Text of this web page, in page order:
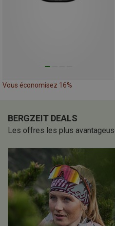
Vous économisez 16%
BERGZEIT DEALS
Les offres les plus